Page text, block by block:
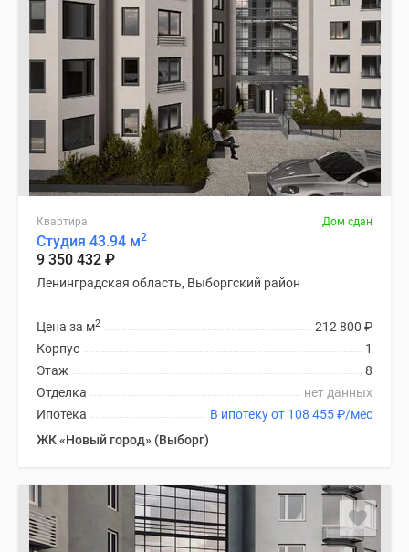
Квартира Дом сдан
Студия 43.94 м2
9 350 432 ₽
Ленинградская область, Выборгский район
212 800 ₽
Цена за м2
1
Корпус
8
Этаж
нет данных
Отделка
В ипотеку от 108 455₽/мес
Ипотека
ЖК «Новый город» (Выборг)